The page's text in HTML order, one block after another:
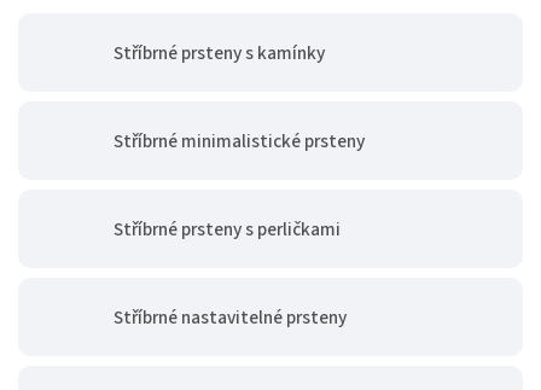
Stříbrné prsteny s kamínky
Stříbrné minimalistické prsteny
Stříbrné prsteny s perličkami
Stříbrné nastavitelné prsteny